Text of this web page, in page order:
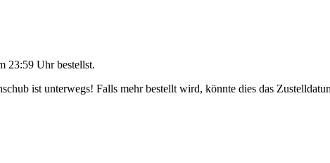
23:59 Uhrbestellst.
ist unterwegs! Falls mehr bestellt wird, könnte dies das